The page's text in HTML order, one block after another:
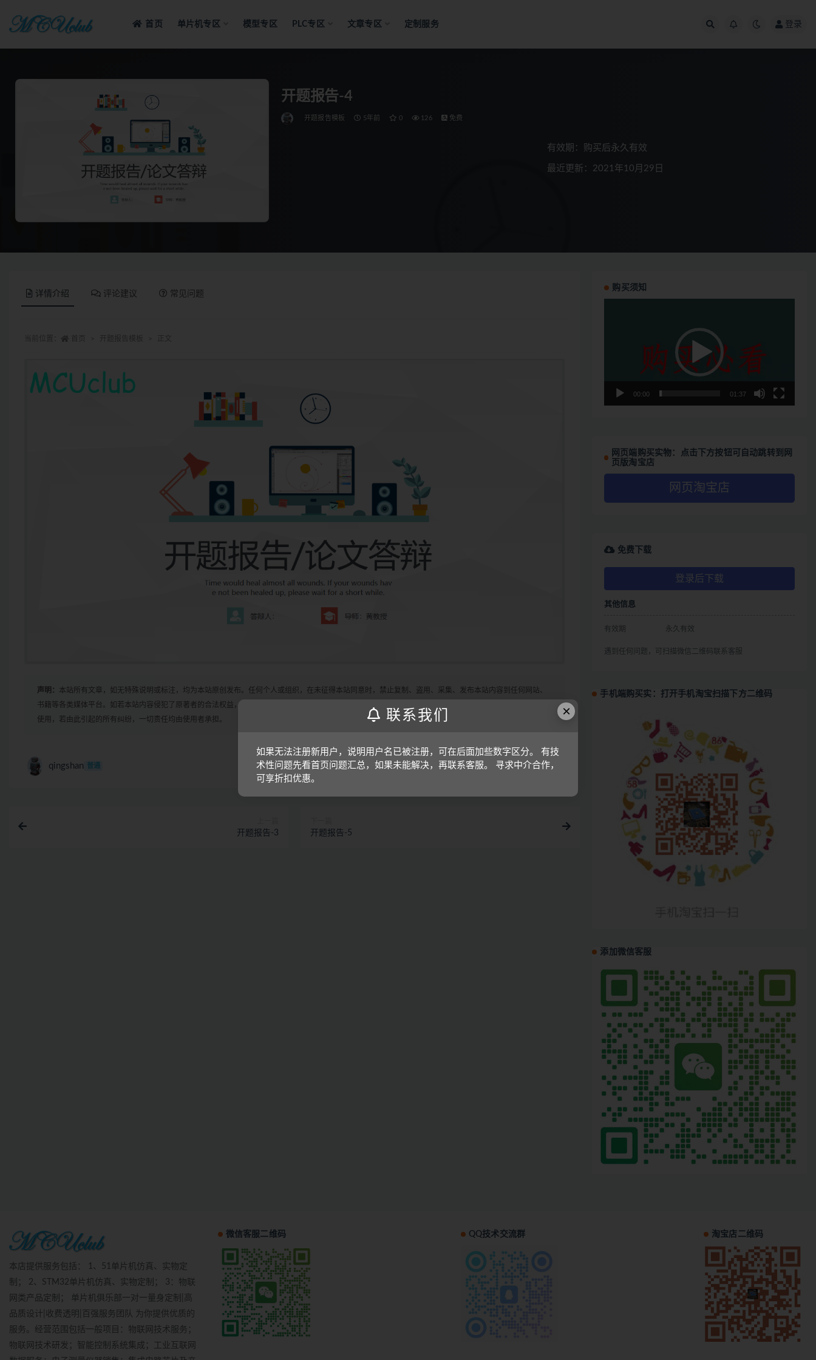
首页 单片机专区 模型专区 PLC专区 文章专区 定制服务 登录
开题报告-4
开题报告模板 5年前 0 126 免费
有效期：购买后永久有效
最近更新：2021年10月29日
详情介绍 评论建议 常见问题
声明： 本站所有文章，如无特殊说明或标注，均为本站原创发布。任何个人或组织，在未征得本站同意时，禁止复制、盗用、采集、发布本站内容到任何网站、
书籍等各类媒体平台。如若本站内容侵犯了原著者的合法权益，可联系我们进行处理。另外，本站所提供的资源均只能用于学习参考，请勿直接商用或其他方式
使用，若由此引起的所有纠纷，一切责任均由使用者承担。
qingshan 普通 打赏 收藏 链接
开题报告-3 开题报告-5
购买须知
00:00 01:37
网页端购买实物：点击下方按钮可自动跳转到网
页版淘宝店
网页淘宝店
免费下载
登录后下载
其他信息
有效期 永久有效
遇到任何问题，可扫描微信二维码联系客服
手机端购买实：打开手机淘宝扫描下方二维码
添加微信客服
本店提供服务包括： 1、51单片机仿真、实物定
制； 2、STM32单片机仿真、实物定制； 3：物联
网类产品定制； 单片机俱乐部一对一量身定制|高
品质设计|收费透明|百强服务团队 为你提供优质的
服务。经营范围包括一般项目：物联网技术服务；
物联网技术研发；智能控制系统集成；工业互联网
微信客服二维码 QQ技术交流群 淘宝店二维码
×
联系我们
如果无法注册新用户，说明用户名已被注册，可在后面加些数字区分。 有技
术性问题先看首页问题汇总，如果未能解决，再联系客服。 寻求中介合作，
可享折扣优惠。